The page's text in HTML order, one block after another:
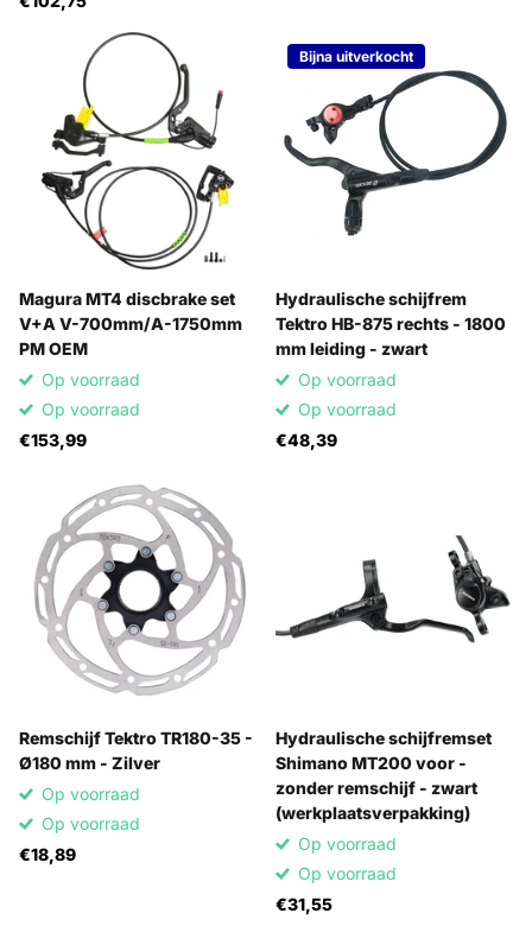
Magura MT4 discbrake set
V+A V-700mm/A-1750mm
PM OEM
Op voorraad
Op voorraad
€153,99
Bijna uitverkocht
Hydraulische schijfrem
Tektro HB-875 rechts - 1800
mm leiding - zwart
Op voorraad
Op voorraad
€48,39
Remschijf Tektro TR180-35 -
Ø180 mm - Zilver
Op voorraad
Op voorraad
€18,89
Hydraulische schijfremset
Shimano MT200 voor -
zonder remschijf - zwart
(werkplaatsverpakking)
Op voorraad
Op voorraad
€31,55